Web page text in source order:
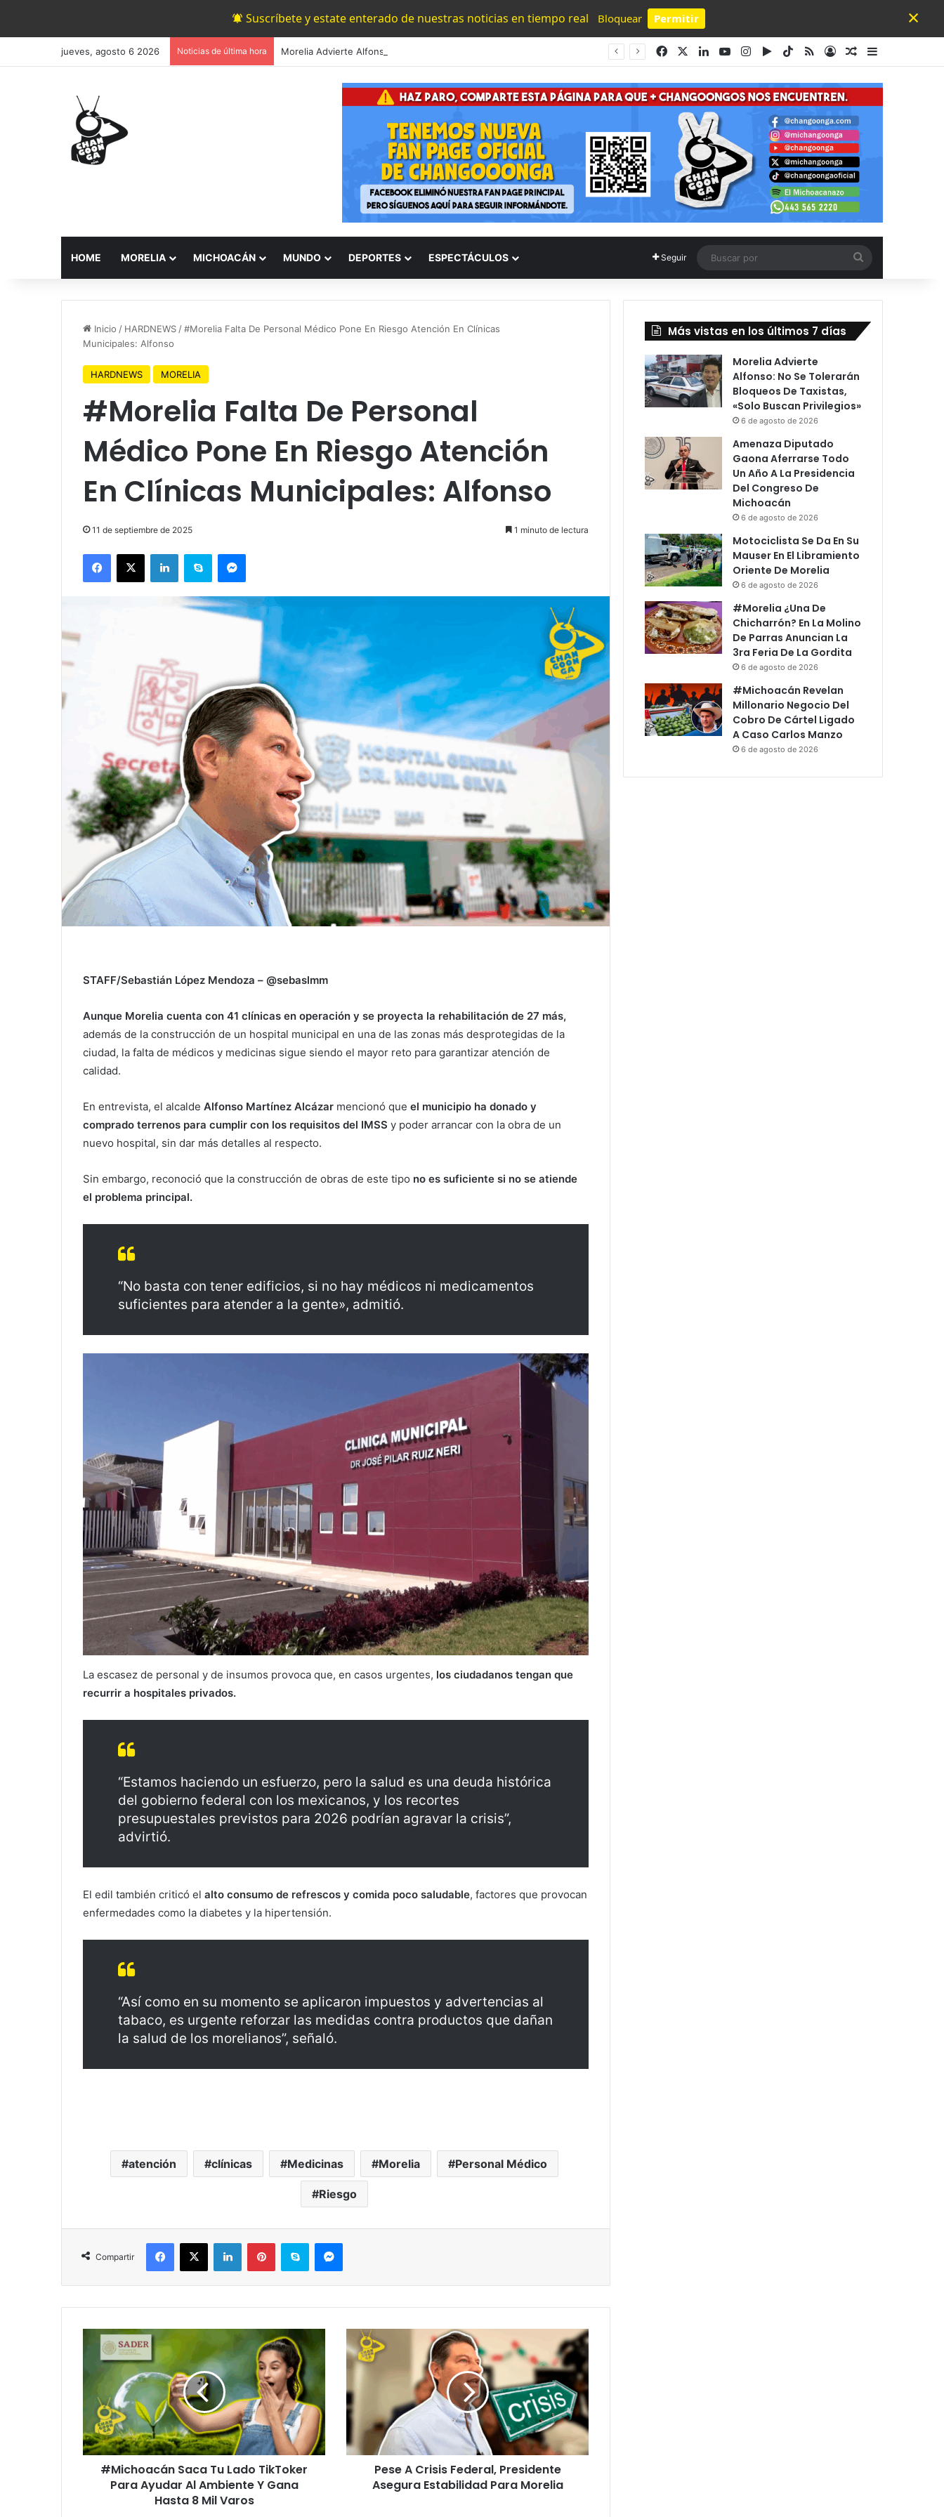
Suscríbete y estate enterado de nuestras noticias en tiempo real Bloquear Permitir
Powered by SendPulse
×
jueves, agosto 6 2026 Noticias de última hora FacebookLinkedInYouTubeInstagram
Google Play
TikTok
RSSAccesoPublicación al
Barra lateral
HOME MORELIA MICHOACÁN MUNDO DEPORTES ESPECTÁCULOS Seguir
por
Inicio / HARDNEWS /#Morelia Falta De Personal Médico Pone En Riesgo Atención En Clínicas
Municipales: Alfonso
HARDNEWS MORELIA
#Morelia Falta De Personal
Médico Pone En Riesgo Atención
En Clínicas Municipales: Alfonso
11 de septiembre de 2025 1 minuto de lectura
Facebook
X LinkedInSkype Messenger
STAFF/Sebastián López Mendoza – @sebaslmm
Aunque Morelia cuenta con 41 clínicas en operación y se proyecta la rehabilitación de 27 más,
además de la construcción de un hospital municipal en una de las zonas más desprotegidas de la
ciudad, la falta de médicos y medicinas sigue siendo el mayor reto para garantizar atención de
calidad.
En entrevista, el alcalde Alfonso Martínez Alcázar mencionó que el municipio ha donado y
comprado terrenos para cumplir con los requisitos del IMSS y poder arrancar con la obra de un
nuevo hospital, sin dar más detalles al respecto.
Sin embargo, reconoció que la construcción de obras de este tipo no es suficiente si no se atiende
el problema principal.
“No basta con tener edificios, si no hay médicos ni medicamentos
suficientes para atender a la gente», admitió.
La escasez de personal y de insumos provoca que, en casos urgentes, los ciudadanos tengan que
recurrir a hospitales privados.
“Estamos haciendo un esfuerzo, pero la salud es una deuda histórica
del gobierno federal con los mexicanos, y los recortes
presupuestales previstos para 2026 podrían agravar la crisis”,
advirtió.
El edil también criticó el alto consumo de refrescos y comida poco saludable, factores que provocan
enfermedades como la diabetes y la hipertensión.
“Así como en su momento se aplicaron impuestos y advertencias al
tabaco, es urgente reforzar las medidas contra productos que dañan
la salud de los morelianos”, señaló.
atención clínicas Medicinas Morelia Personal Médico
Riesgo
Compartir
Facebook
X LinkedInPinterestSkype Messenger
#Michoacán
Saca
TikToker
Para
Ayudar
Al
Ambiente
#Michoacán Saca Tu Lado TikToker
Para Ayudar Al Ambiente Y Gana
Hasta 8 Mil Varos
Pese
A
Crisis
Presidente
Asegura
Estabilidad
Morelia
Pese A Crisis Federal, Presidente
Asegura Estabilidad Para Morelia
Más vistas en los últimos 7 días
Morelia Advierte
Alfonso: No Se Tolerarán
Bloqueos De Taxistas,
«Solo Buscan Privilegios»
6 de agosto de 2026
Amenaza Diputado
Gaona Aferrarse Todo
Un Año A La Presidencia
Del Congreso De
Michoacán
6 de agosto de 2026
Motociclista Se Da En Su
Mauser En El Libramiento
Oriente De Morelia
6 de agosto de 2026
#Morelia ¿Una De
Chicharrón? En La Molino
De Parras Anuncian La
3ra Feria De La Gordita
6 de agosto de 2026
#Michoacán Revelan
Millonario Negocio Del
Cobro De Cártel Ligado
A Caso Carlos Manzo
6 de agosto de 2026